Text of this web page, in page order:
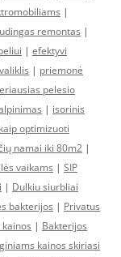
|
remontas |
| efektyvi
| priemonė
pelesio
| isorinis
kaip optimizuoti
namai iki 80m2 |
vaikams | SIP
| Dulkiu siurbliai
bakterijos | Privatus
| Bakterijos
kainos skiriasi